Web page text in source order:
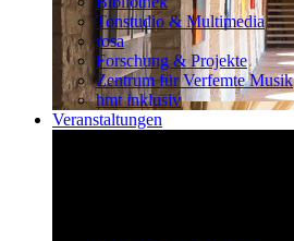
Tonstudio & Multimedia
rosa
Forschung & Projekte
Zentrum für Verfemte Musik
hmt inklusiv
Veranstaltungen